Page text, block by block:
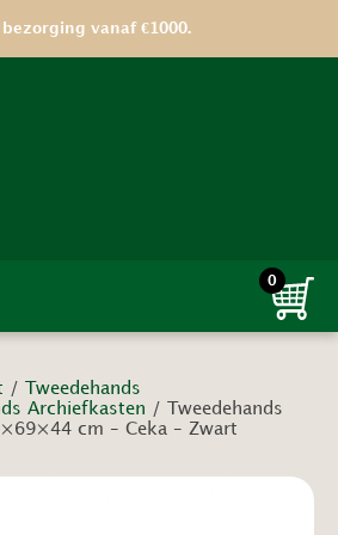
vanaf €1000.
0
/
Tweedehands
Archiefkasten / Tweedehands
cm – Ceka – Zwart